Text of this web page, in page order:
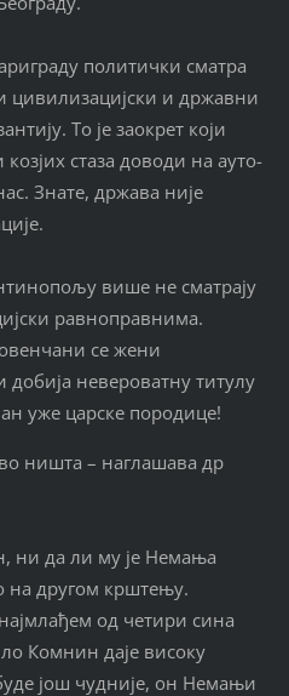
политички сматра
цивилизацијски и државни
То је заокрет који
стаза доводи на ауто-
Знате, држава није
више не сматрају
равноправнима.
се жени
невероватну титулу
уже царске породице!
ништа – наглашава др
ни да ли му је Немања
на другом крштењу.
од четири сина
Комнин даје високу
још чудније, он Немањи